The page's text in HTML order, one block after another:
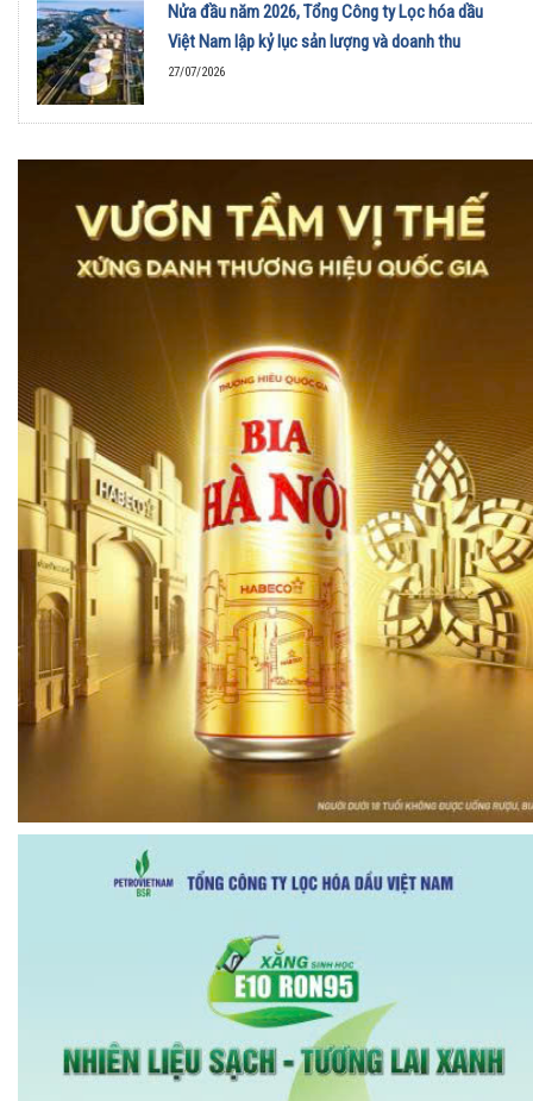
Nửa đầu năm 2026, Tổng Công ty Lọc hóa dầu
Việt Nam lập kỷ lục sản lượng và doanh thu
27/07/2026